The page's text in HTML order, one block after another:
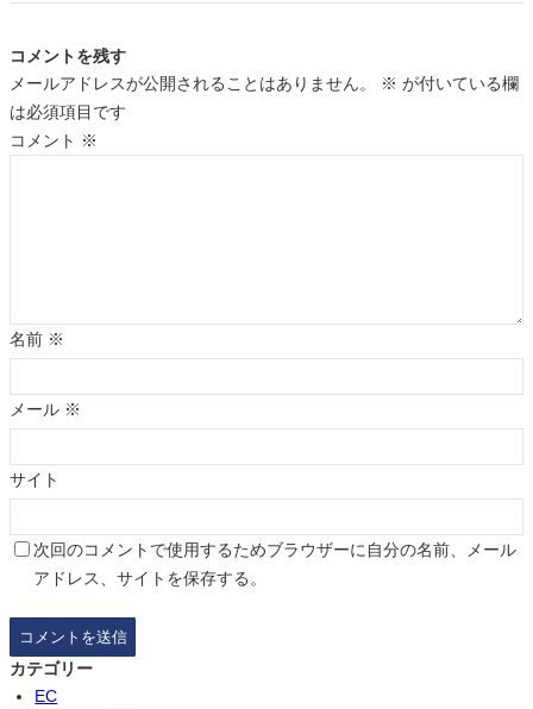
コメントを残す
メールアドレスが公開されることはありません。
※ が付いている欄
は必須項目です
コメント ※
名前 ※
メール ※
サイト
次回のコメントで使用するためブラウザーに自分の名前、メール
アドレス、サイトを保存する。
カテゴリー
EC